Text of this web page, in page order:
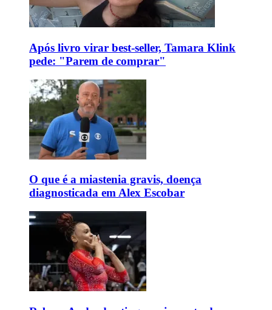
Após livro virar best-seller, Tamara Klink
pede: "Parem de comprar"
O que é a miastenia gravis, doença
diagnosticada em Alex Escobar